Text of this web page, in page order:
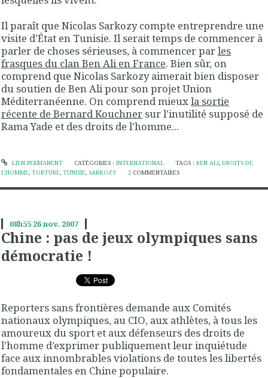
Il paraît que Nicolas Sarkozy compte entreprendre une
visite d'État en Tunisie. Il serait temps de commencer à
parler de choses sérieuses, à commencer parles
frasques du clan Ben Ali en France. Bien sûr, on
comprend que Nicolas Sarkozy aimerait bien disposer
du soutien de Ben Ali pour son projet Union
Méditerranéenne. On comprend mieuxla sortie
récente de Bernard Kouchner sur l'inutilité supposé de
Rama Yade et des droits de l'homme...
LIEN PERMANENT CATÉGORIES : INTERNATIONAL TAGS :BEN ALI,DROITS DE
L'HOMME, TORTURE, TUNISIE, SARKOZY 2 COMMENTAIRES
08h55 26nov. 2007
Chine : pas de jeux olympiques sans
démocratie !
Reporters sans frontières demande aux Comités
nationaux olympiques, au CIO, aux athlètes, à tous les
amoureux du sport et aux défenseurs des droits de
l’homme d’exprimer publiquement leur inquiétude
face aux innombrables violations de toutes les libertés
fondamentales en Chine populaire.